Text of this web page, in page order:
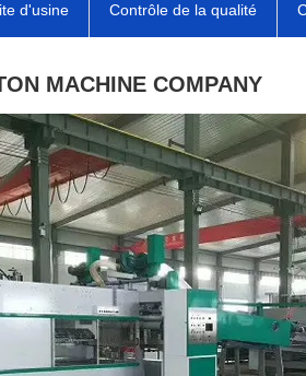
d'usine Contrôle de la qualité
MACHINE COMPANY